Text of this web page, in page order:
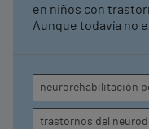
pediátrica
en niños con
Aunque todavía no
atención, la
conducta
neurorehabilitación
trastornos del